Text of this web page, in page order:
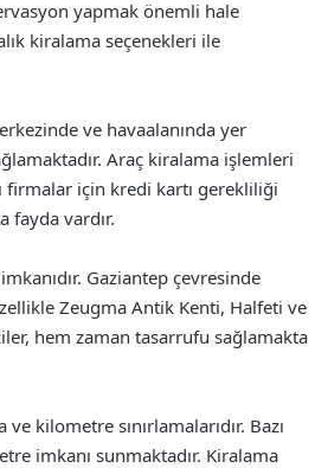
yapmak önemli hale
kiralama seçenekleri ile
ve havaalanında yer
Araç kiralama işlemleri
firmalar için kredi kartı gerekliliği
fayda vardır.
Gaziantep çevresinde
Zeugma Antik Kenti, Halfeti ve
hem zaman tasarrufu sağlamakta
kilometre sınırlamalarıdır. Bazı
imkanı sunmaktadır. Kiralama